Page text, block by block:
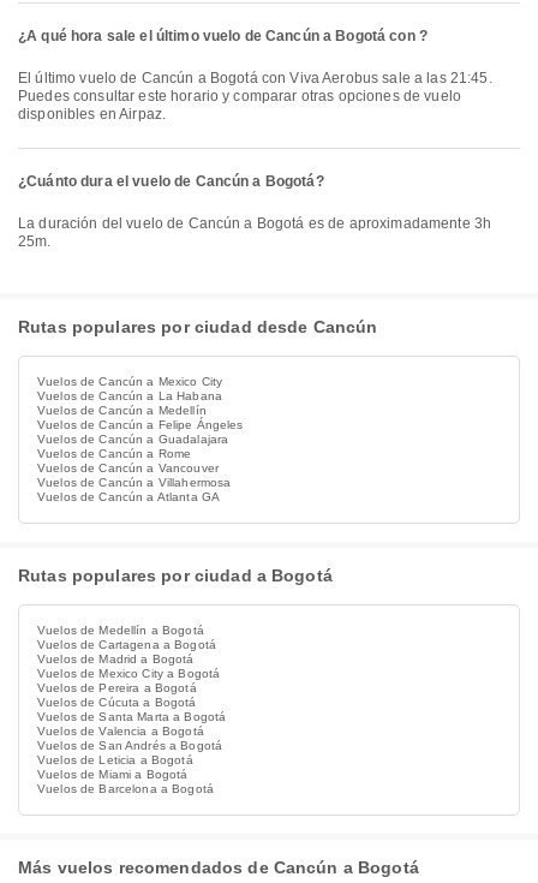
¿A qué hora sale el último vuelo de Cancún a Bogotá con ?
El último vuelo de Cancún a Bogotá con Viva Aerobus sale a las 21:45.
Puedes consultar este horario y comparar otras opciones de vuelo
disponibles en Airpaz.
¿Cuánto dura el vuelo de Cancún a Bogotá?
La duración del vuelo de Cancún a Bogotá es de aproximadamente 3h
25m.
Rutas populares por ciudad desde Cancún
Vuelos de Cancún a Mexico City
Vuelos de Cancún a La Habana
Vuelos de Cancún a Medellín
Vuelos de Cancún a Felipe Ángeles
Vuelos de Cancún a Guadalajara
Vuelos de Cancún a Rome
Vuelos de Cancún a Vancouver
Vuelos de Cancún a Villahermosa
Vuelos de Cancún a Atlanta GA
Rutas populares por ciudad a Bogotá
Vuelos de Medellín a Bogotá
Vuelos de Cartagena a Bogotá
Vuelos de Madrid a Bogotá
Vuelos de Mexico City a Bogotá
Vuelos de Pereira a Bogotá
Vuelos de Cúcuta a Bogotá
Vuelos de Santa Marta a Bogotá
Vuelos de Valencia a Bogotá
Vuelos de San Andrés a Bogotá
Vuelos de Leticia a Bogotá
Vuelos de Miami a Bogotá
Vuelos de Barcelona a Bogotá
Más vuelos recomendados de Cancún a Bogotá